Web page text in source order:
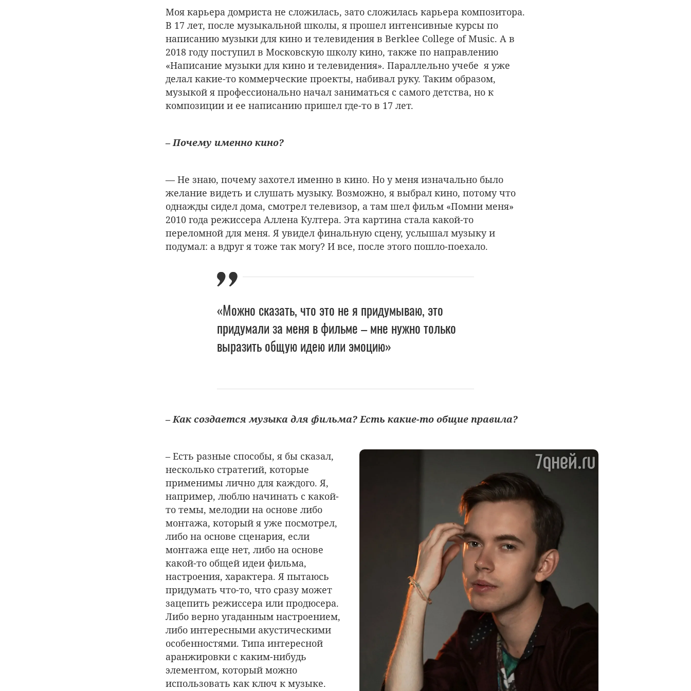
Моя карьера домриста не сложилась, зато сложилась карьера композитора.
В 17 лет, после музыкальной школы, я прошел интенсивные курсы по
написанию музыки для кино и телевидения в Berklee College of Music. А в
2018 году поступил в Московскую школу кино, также по направлению
«Написание музыки для кино и телевидения». Параллельно учебе я уже
делал какие-то коммерческие проекты, набивал руку. Таким образом,
музыкой я профессионально начал заниматься с самого детства, но к
композиции и ее написанию пришел где-то в 17 лет.
– Почему именно кино?
— Не знаю, почему захотел именно в кино. Но у меня изначально было
желание видеть и слушать музыку. Возможно, я выбрал кино, потому что
однажды сидел дома, смотрел телевизор, а там шел фильм «Помни меня»
2010 года режиссера Аллена Култера. Эта картина стала какой-то
переломной для меня. Я увидел финальную сцену, услышал музыку и
подумал: а вдруг я тоже так могу? И все, после этого пошло-поехало.
«Можно сказать, что это не я придумываю, это
придумали за меня в фильме – мне нужно только
выразить общую идею или эмоцию»
– Как создается музыка для фильма? Есть какие-то общие правила?
– Есть разные способы, я бы сказал,
несколько стратегий, которые
применимы лично для каждого. Я,
например, люблю начинать с какой-
то темы, мелодии на основе либо
монтажа, который я уже посмотрел,
либо на основе сценария, если
монтажа еще нет, либо на основе
какой-то общей идеи фильма,
настроения, характера. Я пытаюсь
придумать что-то, что сразу может
зацепить режиссера или продюсера.
Либо верно угаданным настроением,
либо интересными акустическими
особенностями. Типа интересной
аранжировки с каким-нибудь
элементом, который можно
использовать как ключ к музыке.